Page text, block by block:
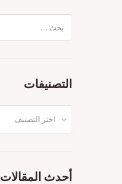
عن:
التصنيفات
أحدث المقالات